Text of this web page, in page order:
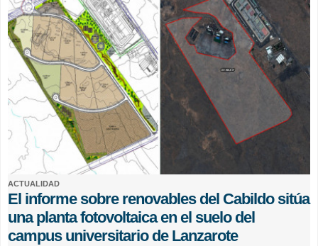
ACTUALIDAD
El informe sobre renovables del Cabildo sitúa
una planta fotovoltaica en el suelo del
campus universitario de Lanzarote